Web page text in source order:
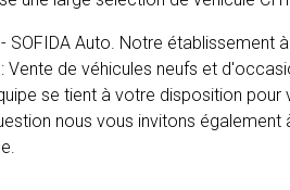
SOFIDA Auto. Notre établissement
de véhicules neufs et
se tient à votre disposition pour
nous vous invitons également